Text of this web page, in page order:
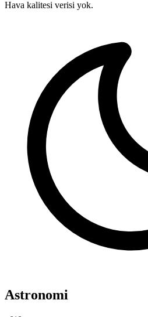
Hava kalitesi verisi yok.
Astronomi